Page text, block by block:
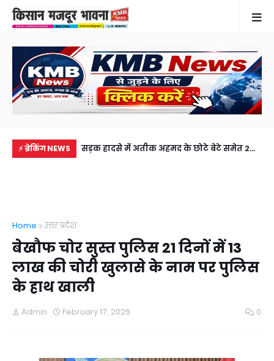
⚡ ब्रेकिंग NEWS
की चपेट में आने
सड़क हादसे में अतीक अहमद के छोटे बेटे समेत 2
Home उत्तर प्रदेश
बेखौफ चोर सुस्त पुलिस 21 दिनों में 13
लाख की चोरी खुलासे के नाम पर पुलिस
के हाथ खाली
Admin February 17, 2026 0